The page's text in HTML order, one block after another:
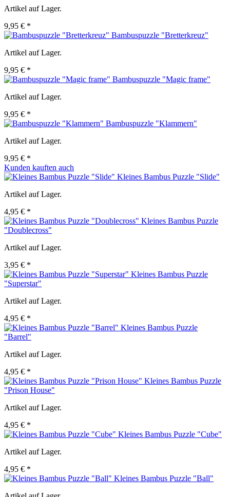
Artikel auf Lager.
9,95 € *
Bambuspuzzle "Bretterkreuz"
Artikel auf Lager.
9,95 € *
Bambuspuzzle "Magic frame"
Artikel auf Lager.
9,95 € *
Bambuspuzzle "Klammern"
Artikel auf Lager.
9,95 € *
Kunden kauften auch
Kleines Bambus Puzzle "Slide"
Artikel auf Lager.
4,95 € *
Kleines Bambus Puzzle
"Doublecross"
Artikel auf Lager.
3,95 € *
Kleines Bambus Puzzle
"Superstar"
Artikel auf Lager.
4,95 € *
Kleines Bambus Puzzle
"Barrel"
Artikel auf Lager.
4,95 € *
Kleines Bambus Puzzle
"Prison House"
Artikel auf Lager.
4,95 € *
Kleines Bambus Puzzle "Cube"
Artikel auf Lager.
4,95 € *
Kleines Bambus Puzzle "Ball"